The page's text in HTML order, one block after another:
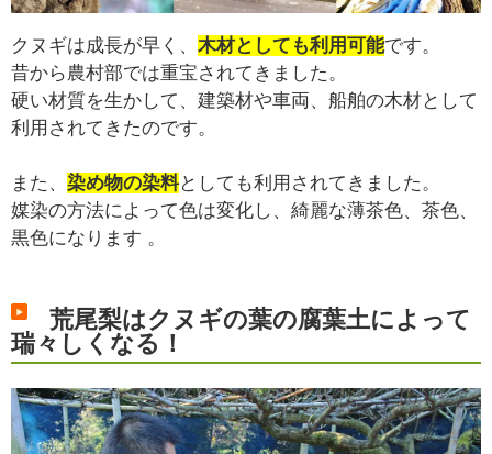
クヌギは成長が早く、 木材としても利用可能です。
昔から農村部では重宝されてきました。
硬い材質を生かして、建築材や車両、船舶の木材として
利用されてきたのです。
また、 染め物の染料としても利用されてきました。
媒染の方法によって色は変化し、綺麗な薄茶色、茶色、
黒色になります 。
荒尾梨はクヌギの葉の腐葉土によって
瑞々しくなる！